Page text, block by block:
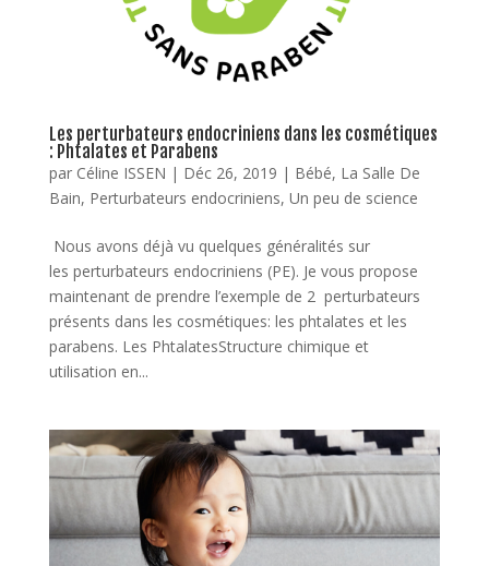
Les perturbateurs endocriniens dans les cosmétiques
: Phtalates et Parabens
par Céline ISSEN | Déc 26, 2019 | Bébé, La Salle De
Bain, Perturbateurs endocriniens, Un peu de science
Nous avons déjà vu quelques généralités sur
les perturbateurs endocriniens (PE). Je vous propose
maintenant de prendre l’exemple de 2 perturbateurs
présents dans les cosmétiques: les phtalates et les
parabens. Les PhtalatesStructure chimique et
utilisation en...